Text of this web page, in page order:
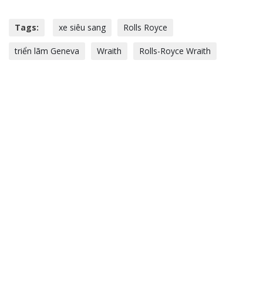
Tags: xe siêu sang Rolls Royce
triển lãm Geneva Wraith Rolls-Royce Wraith